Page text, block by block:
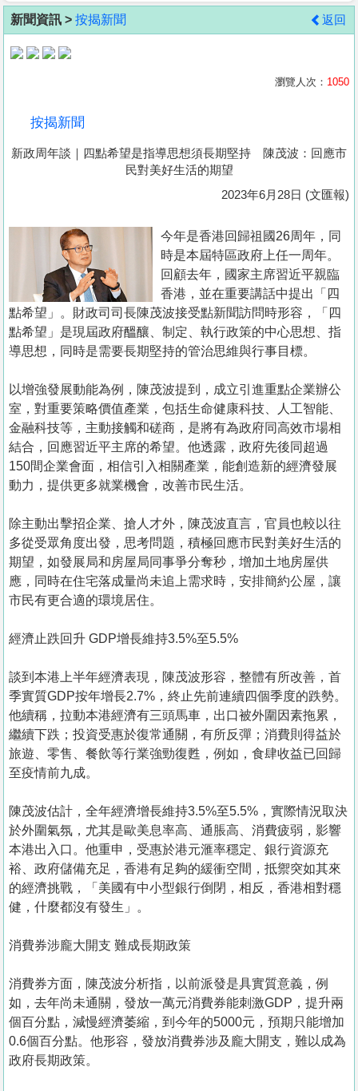
地
產
據
冊
關
於
我
們
新聞資訊 > 按揭新聞 返回
瀏覽人次： 1050
按揭新聞
新政周年談｜四點希望是指導思想須長期堅持 陳茂波：回應市
民對美好生活的期望
2023年6月28日 (文匯報)
今年是香港回歸祖國26周年，同
時是本屆特區政府上任一周年。
回顧去年，國家主席習近平親臨
香港，並在重要講話中提出「四
點希望」。財政司司長陳茂波接受點新聞訪問時形容，「四
點希望」是現屆政府醞釀、制定、執行政策的中心思想、指
導思想，同時是需要長期堅持的管治思維與行事目標。
以增強發展動能為例，陳茂波提到，成立引進重點企業辦公
室，對重要策略價值產業，包括生命健康科技、人工智能、
金融科技等，主動接觸和磋商，是將有為政府同高效市場相
結合，回應習近平主席的希望。他透露，政府先後同超過
150間企業會面，相信引入相關產業，能創造新的經濟發展
動力，提供更多就業機會，改善市民生活。
除主動出擊招企業、搶人才外，陳茂波直言，官員也較以往
多從受眾角度出發，思考問題，積極回應市民對美好生活的
期望，如發展局和房屋局同事爭分奪秒，增加土地房屋供
應，同時在住宅落成量尚未追上需求時，安排簡約公屋，讓
市民有更合適的環境居住。
經濟止跌回升 GDP增長維持3.5%至5.5%
談到本港上半年經濟表現，陳茂波形容，整體有所改善，首
季實質GDP按年增長2.7%，終止先前連續四個季度的跌勢。
他續稱，拉動本港經濟有三頭馬車，出口被外圍因素拖累，
繼續下跌；投資受惠於復常通關，有所反彈；消費則得益於
旅遊、零售、餐飲等行業強勁復甦，例如，食肆收益已回歸
至疫情前九成。
陳茂波估計，全年經濟增長維持3.5%至5.5%，實際情況取決
於外圍氣氛，尤其是歐美息率高、通脹高、消費疲弱，影響
本港出入口。他重申，受惠於港元滙率穩定、銀行資源充
裕、政府儲備充足，香港有足夠的緩衝空間，抵禦突如其來
的經濟挑戰，「美國有中小型銀行倒閉，相反，香港相對穩
健，什麼都沒有發生」。
消費券涉龐大開支 難成長期政策
消費券方面，陳茂波分析指，以前派發是具實質意義，例
如，去年尚未通關，發放一萬元消費券能刺激GDP，提升兩
個百分點，減慢經濟萎縮，到今年的5000元，預期只能增加
0.6個百分點。他形容，發放消費券涉及龐大開支，難以成為
政府長期政策。